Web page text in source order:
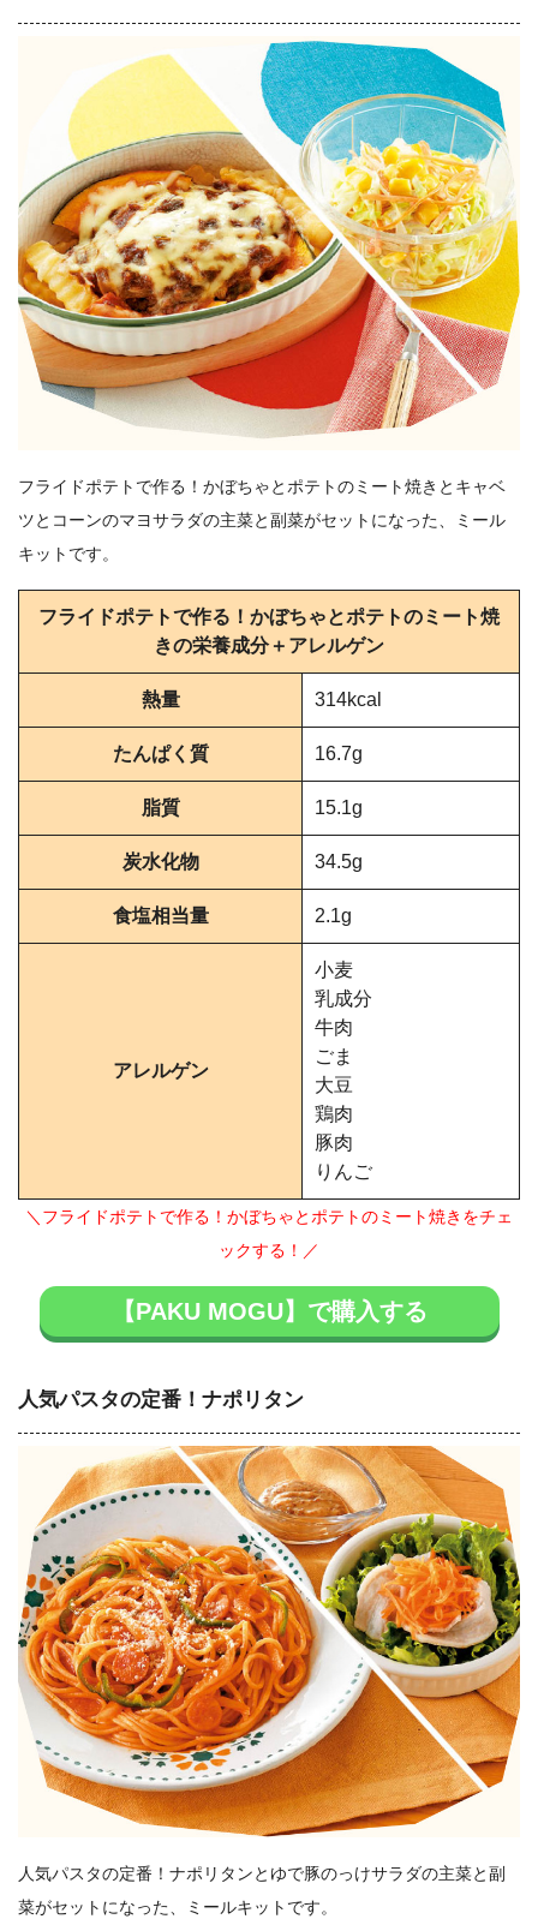
フライドポテトで作る！かぼちゃとポテトのミート焼きとキャベ
ツとコーンのマヨサラダの主菜と副菜がセットになった、ミール
キットです。
フライドポテトで作る！かぼちゃとポテトのミート焼
きの栄養成分＋アレルゲン
熱量 314kcal
たんぱく質 16.7g
脂質 15.1g
炭水化物 34.5g
食塩相当量 2.1g
アレルゲン
小麦
乳成分
牛肉
ごま
大豆
鶏肉
豚肉
りんご
＼フライドポテトで作る！かぼちゃとポテトのミート焼きをチェ
ックする！／
【PAKU MOGU】で購入する
人気パスタの定番！ナポリタン
人気パスタの定番！ナポリタンとゆで豚のっけサラダの主菜と副
菜がセットになった、ミールキットです。